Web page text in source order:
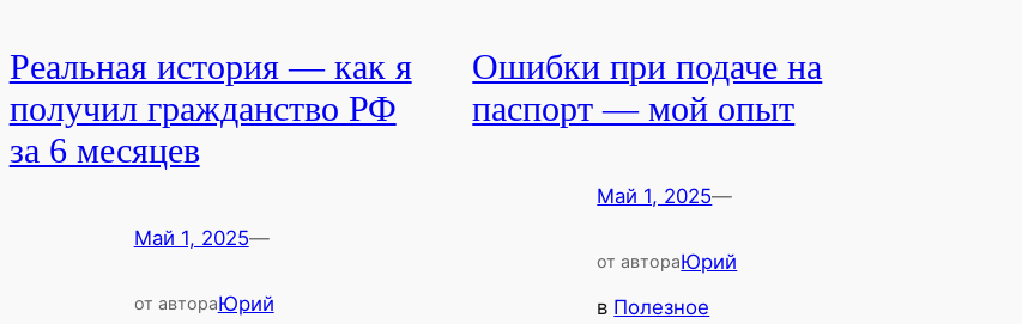
Реальная история — как я
получил гражданство РФ
за 6 месяцев
Май 1, 2025—
от автораЮрий
Ошибки при подаче на
паспорт — мой опыт
Май 1, 2025—
от автораЮрий
в Полезное